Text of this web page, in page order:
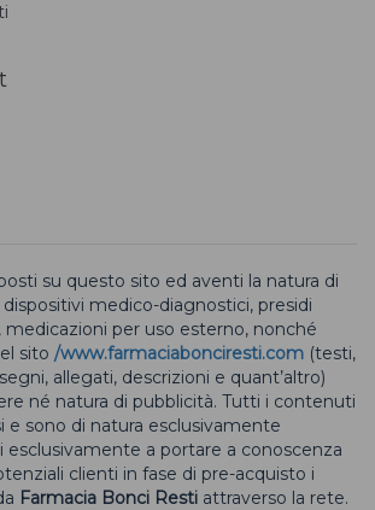
su questo sito ed aventi la natura di
medico-diagnostici, presidi
per uso esterno, nonché
sito /www.farmaciabonciresti.com (testi,
allegati, descrizioni e quant’altro)
né natura di pubblicità. Tutti i contenuti
e sono di natura esclusivamente
esclusivamente a portare a conoscenza
clienti in fase di pre-acquisto i
Farmacia Bonci Resti attraverso la rete.